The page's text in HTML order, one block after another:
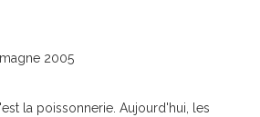
2005
la poissonnerie. Aujourd'hui, les